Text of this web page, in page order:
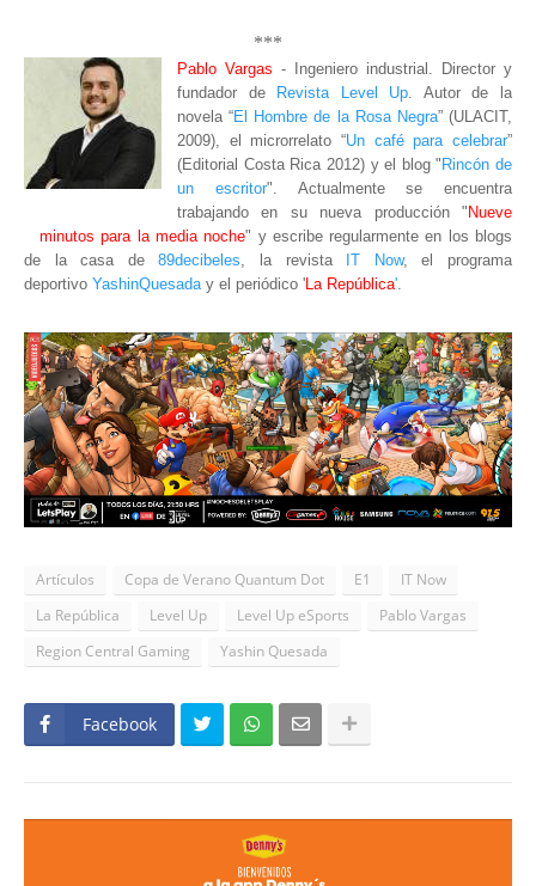
***
Pablo Vargas - Ingeniero industrial. Director y
fundador de Revista Level Up . Autor de la
novela “El Hombre de la Rosa Negra” (ULACIT,
2009), el microrrelato “Un café para celebrar”
(Editorial Costa Rica 2012) y el blog "Rincón de
un escritor" . Actualmente se encuentra
trabajando en su nueva producción "Nueve
minutos para la media noche" y escribe regularmente en los blogs
de la casa de
89decibeles , la revista IT Now, el programa
deportivo YashinQuesada y el periódico 'La República'
Artículos Copa de Verano Quantum Dot E1
IT Now
La República
Level Up Level Up eSports
Pablo Vargas
Region Central Gaming
Yashin Quesada
Facebook